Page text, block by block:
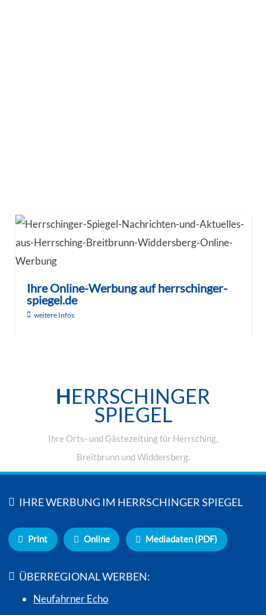
Ihre Online-Werbung auf herrschinger-
spiegel.de
weitere Infos
HERRSCHINGER
SPIEGEL
Ihre Orts- und Gästezeitung für Herrsching,
Breitbrunn und Widdersberg.
IHRE WERBUNG IM HERRSCHINGER SPIEGEL
Print Online Mediadaten (PDF)
ÜBERREGIONAL WERBEN:
Neufahrner Echo